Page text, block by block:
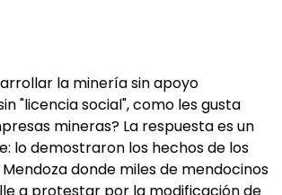
la minería sin apoyo
"licencia social", como les gusta
mineras? La respuesta es un
lo demostraron los hechos de los
donde miles de mendocinos